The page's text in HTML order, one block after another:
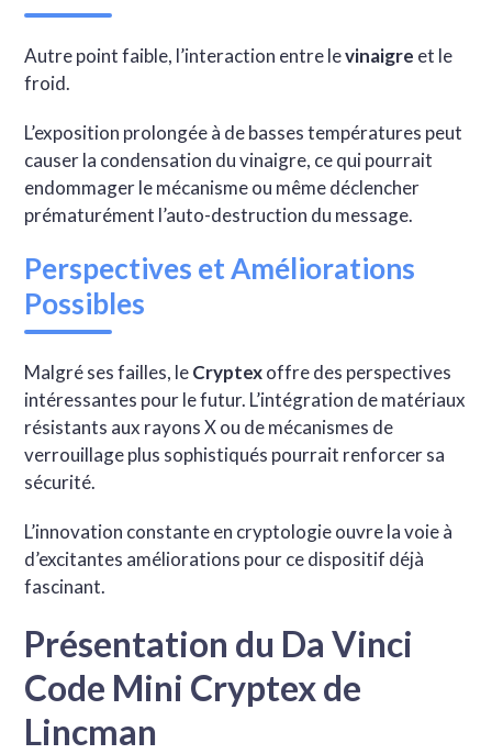
Autre point faible, l’interaction entre levinaigre et le
froid.
L’exposition prolongée à de basses températures peut
causer la condensation du vinaigre, ce qui pourrait
endommager le mécanisme ou même déclencher
prématurément l’auto-destruction du message.
Perspectives et Améliorations
Possibles
Malgré ses failles, leCryptexoffre des perspectives
intéressantes pour le futur. L’intégration de matériaux
résistants aux rayons X ou de mécanismes de
verrouillage plus sophistiqués pourrait renforcer sa
sécurité.
L’innovation constante en cryptologie ouvre la voie à
d’excitantes améliorations pour ce dispositif déjà
fascinant.
Présentation du Da Vinci
Code Mini Cryptex de
Lincman